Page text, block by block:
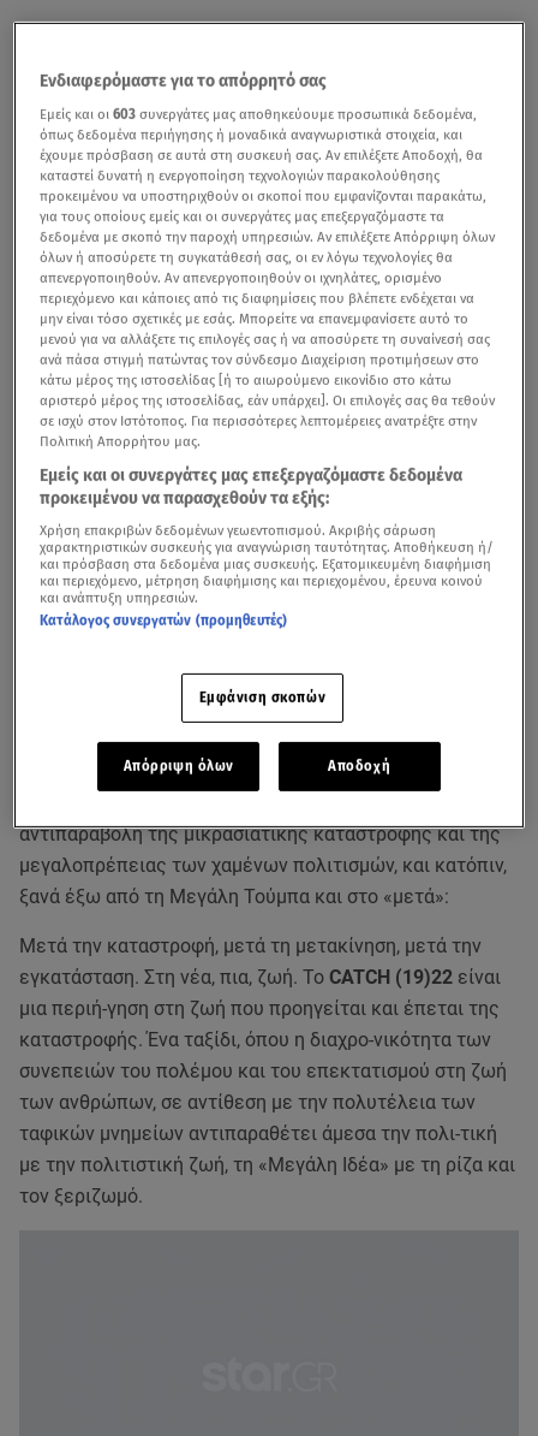
Η καλλιτεχνική εταιρία CALD και η ηθοποιός/
σκηνοθέτιςΑθηνά Χατζηαθανασίουπαρουσιάζουν τη
site-specific performance CATCH (19)22.
προσωπικά αντικείμενα και αληθινές ιστορίες γίνονται
σημεία - σταθμοί σ’ ένα χάρτη. Ένα χάρτη που ο θεατής
ακολουθεί, για να περάσει από τη ζωή στη Μικρά Ασία,
έπειτα, στα μεγαλειώδη ταφικά μνημεία, μέσα στο
αντιπαραβολή της μικρασιατικής καταστροφής και της
μεγαλοπρέπειας των χαμένων πολιτισμών, και κατόπιν,
ξανά έξω από τη Μεγάλη Τούμπα και στο «μετά»:
Μετά την καταστροφή, μετά τη μετακίνηση, μετά την
εγκατάσταση. Στη νέα, πια, ζωή. Το CATCH (19)22 είναι
μια περιή-γηση στη ζωή που προηγείται και έπεται της
καταστροφής. Ένα ταξίδι, όπου η διαχρο-νικότητα των
συνεπειών του πολέμου και του επεκτατισμού στη ζωή
των ανθρώπων, σε αντίθεση με την πολυτέλεια των
ταφικών μνημείων αντιπαραθέτει άμεσα την πολι-τική
με την πολιτιστική ζωή, τη «Μεγάλη Ιδέα» με τη ρίζα και
τον ξεριζωμό.
Ενδιαφερόμαστε για το απόρρητό σας
Εμείς και οι603 συνεργάτες μας αποθηκεύουμε προσωπικά δεδομένα,
όπως δεδομένα περιήγησης ή μοναδικά αναγνωριστικά στοιχεία, και
έχουμε πρόσβαση σε αυτά στη συσκευή σας. Αν επιλέξετε Αποδοχή, θα
καταστεί δυνατή η ενεργοποίηση τεχνολογιών παρακολούθησης
προκειμένου να υποστηριχθούν οι σκοποί που εμφανίζονται παρακάτω,
για τους οποίους εμείς και οι συνεργάτες μας επεξεργαζόμαστε τα
δεδομένα με σκοπό την παροχή υπηρεσιών. Αν επιλέξετε Απόρριψη όλων
όλων ή αποσύρετε τη συγκατάθεσή σας, οι εν λόγω τεχνολογίες θα
απενεργοποιηθούν. Αν απενεργοποιηθούν οι ιχνηλάτες, ορισμένο
περιεχόμενο και κάποιες από τις διαφημίσεις που βλέπετε ενδέχεται να
μην είναι τόσο σχετικές με εσάς. Μπορείτε να επανεμφανίσετε αυτό το
μενού για να αλλάξετε τις επιλογές σας ή να αποσύρετε τη συναίνεσή σας
ανά πάσα στιγμή πατώντας τον σύνδεσμο Διαχείριση προτιμήσεων στο
κάτω μέρος της ιστοσελίδας [ή το αιωρούμενο εικονίδιο στο κάτω
αριστερό μέρος της ιστοσελίδας, εάν υπάρχει]. Οι επιλογές σας θα τεθούν
σε ισχύ στον Ιστότοπος. Για περισσότερες λεπτομέρειες ανατρέξτε στην
Πολιτική Απορρήτου μας.
Εμείς και οι συνεργάτες μας επεξεργαζόμαστε δεδομένα
προκειμένου να παρασχεθούν τα εξής:
Χρήση επακριβών δεδομένων γεωεντοπισμού. Ακριβής σάρωση
χαρακτηριστικών συσκευής για αναγνώριση ταυτότητας. Αποθήκευση ή/
και πρόσβαση στα δεδομένα μιας συσκευής. Εξατομικευμένη διαφήμιση
και περιεχόμενο, μέτρηση διαφήμισης και περιεχομένου, έρευνα κοινού
και ανάπτυξη υπηρεσιών.
Κατάλογος συνεργατών (προμηθευτές)
Εμφάνιση σκοπών
Απόρριψη όλων Αποδοχή